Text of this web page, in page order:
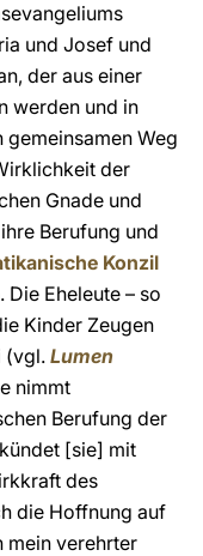
und Josef und
der aus einer
werden und in
gemeinsamen Weg
der
Gnade und
Berufung und
Konzil
Eheleute – so
Kinder Zeugen
(vgl. Lumen
nimmt
Berufung der
[sie] mit
des
die Hoffnung auf
mein verehrter